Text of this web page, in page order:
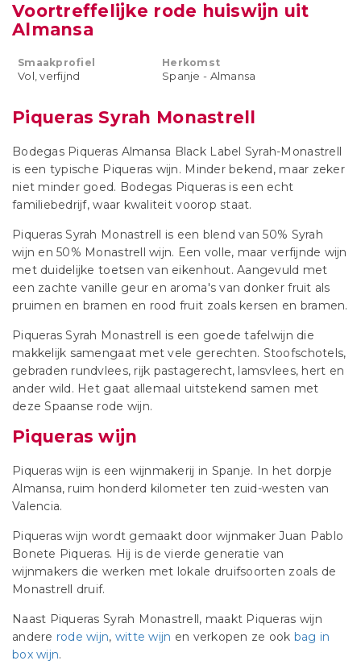
Voortreffelijke rode huiswijn uit
Almansa
Smaakprofiel
Vol, verfijnd
Herkomst
Spanje - Almansa
Piqueras Syrah Monastrell
Bodegas Piqueras Almansa Black Label Syrah-Monastrell
is een typische Piqueras wijn. Minder bekend, maar zeker
niet minder goed. Bodegas Piqueras is een echt
familiebedrijf, waar kwaliteit voorop staat.
Piqueras Syrah Monastrell is een blend van 50% Syrah
wijn en 50% Monastrell wijn. Een volle, maar verfijnde wijn
met duidelijke toetsen van eikenhout. Aangevuld met
een zachte vanille geur en aroma's van donker fruit als
pruimen en bramen en rood fruit zoals kersen en bramen.
Piqueras Syrah Monastrell is een goede tafelwijn die
makkelijk samengaat met vele gerechten. Stoofschotels,
gebraden rundvlees, rijk pastagerecht, lamsvlees, hert en
ander wild. Het gaat allemaal uitstekend samen met
deze Spaanse rode wijn.
Piqueras wijn
Piqueras wijn is een wijnmakerij in Spanje. In het dorpje
Almansa, ruim honderd kilometer ten zuid-westen van
Valencia.
Piqueras wijn wordt gemaakt door wijnmaker Juan Pablo
Bonete Piqueras. Hij is de vierde generatie van
wijnmakers die werken met lokale druifsoorten zoals de
Monastrell druif.
Naast Piqueras Syrah Monastrell, maakt Piqueras wijn
andere rode wijn, witte wijn en verkopen ze ook bag in
box wijn.